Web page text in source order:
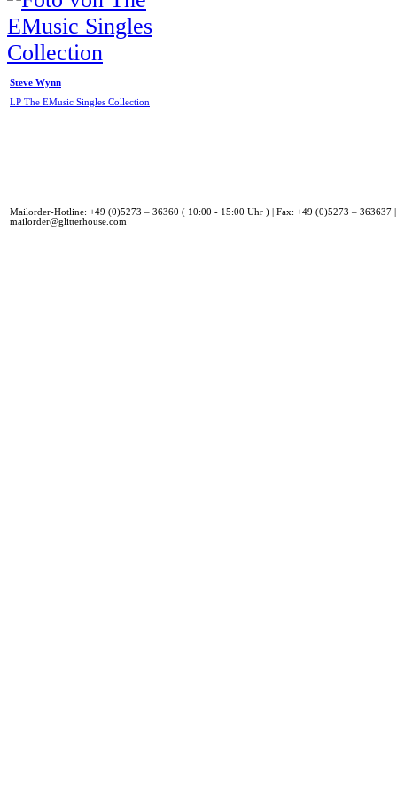
Steve Wynn
LP The EMusic Singles Collection
Mailorder-Hotline: +49 (0)5273 – 36360 ( 10:00 - 15:00 Uhr ) | Fax: +49 (0)5273 – 363637
mailorder@glitterhouse.com